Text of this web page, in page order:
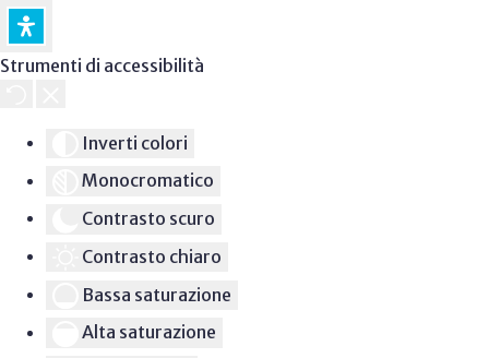
Strumenti di accessibilità
Inverti colori
Monocromatico
Contrasto scuro
Contrasto chiaro
Bassa saturazione
Alta saturazione